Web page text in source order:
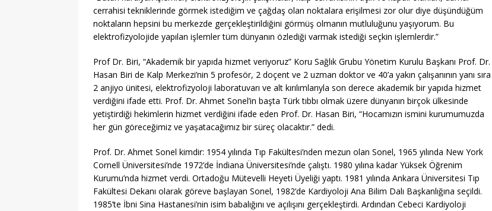
cerrahisi tekniklerinde görmek istediğim ve çağdaş olan noktalara erişilmesi zor olur diye düşündüğüm
noktaların hepsini bu merkezde gerçekleştirildiğini görmüş olmanın mutluluğunu yaşıyorum. Bu
elektrofizyolojide yapılan işlemler tüm dünyanın özlediği varmak istediği seçkin işlemlerdir.”
Prof Dr. Biri, “Akademik bir yapıda hizmet veriyoruz” Koru Sağlık Grubu Yönetim Kurulu Başkanı Prof. Dr.
Hasan Biri de Kalp Merkezi’nin 5 profesör, 2 doçent ve 2 uzman doktor ve 40’a yakın çalışanının yanı sıra
2 anjiyo ünitesi, elektrofizyoloji laboratuvarı ve alt kırılımlarıyla son derece akademik bir yapıda hizmet
verdiğini ifade etti. Prof. Dr. Ahmet Sonel’in başta Türk tıbbı olmak üzere dünyanın birçok ülkesinde
yetiştirdiği hekimlerin hizmet verdiğini ifade eden Prof. Dr. Hasan Biri, “Hocamızın ismini kurumumuzda
her gün göreceğimiz ve yaşatacağımız bir süreç olacaktır.” dedi.
Prof. Dr. Ahmet Sonel kimdir: 1954 yılında Tıp Fakültesi’nden mezun olan Sonel, 1965 yılında New York
Cornell Üniversitesi’nde 1972’de İndiana Üniversitesi’nde çalıştı. 1980 yılına kadar Yüksek Öğrenim
Kurumu’nda hizmet verdi. Ortadoğu Mütevelli Heyeti Üyeliği yaptı. 1981 yılında Ankara Üniversitesi Tıp
Fakültesi Dekanı olarak göreve başlayan Sonel, 1982’de Kardiyoloji Ana Bilim Dalı Başkanlığına seçildi.
1985’te İbni Sina Hastanesi’nin isim babalığını ve açılışını gerçekleştirdi. Ardından Cebeci Kardiyoloji